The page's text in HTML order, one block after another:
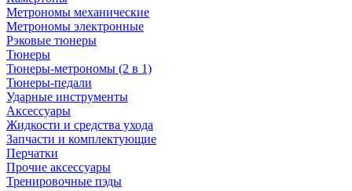
Метрономы механические
Метрономы электронные
Рэковые тюнеры
Тюнеры
Тюнеры-метрономы (2 в 1)
Тюнеры-педали
Ударные инструменты
Аксессуары
Жидкости и средства ухода
Запчасти и комплектующие
Перчатки
Прочие аксессуары
Тренировочные пэды